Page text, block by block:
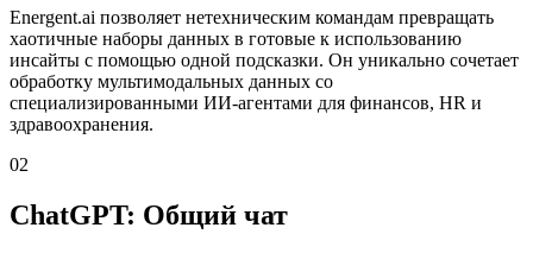
Energent.ai позволяет нетехническим командам превращать
хаотичные наборы данных в готовые к использованию
инсайты с помощью одной подсказки. Он уникально сочетает
обработку мультимодальных данных со
специализированными ИИ-агентами для финансов, HR и
здравоохранения.
02
ChatGPT: Общий чат